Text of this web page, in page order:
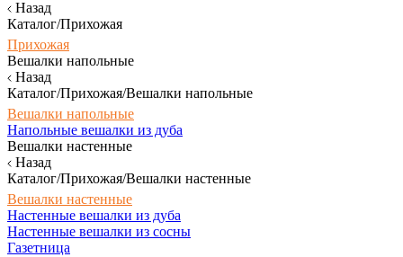
Назад
Каталог/Прихожая
Прихожая
Вешалки напольные
Назад
Каталог/Прихожая/Вешалки напольные
Вешалки напольные
Напольные вешалки из дуба
Вешалки настенные
Назад
Каталог/Прихожая/Вешалки настенные
Вешалки настенные
Настенные вешалки из дуба
Настенные вешалки из сосны
Газетница